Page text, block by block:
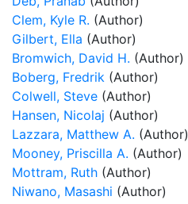
Clem, Kyle R. (Author)
Gilbert, Ella (Author)
Bromwich, David H. (Author)
Boberg, Fredrik (Author)
Colwell, Steve (Author)
Hansen, Nicolaj (Author)
Lazzara, Matthew A. (Author)
Mooney, Priscilla A. (Author)
Mottram, Ruth (Author)
Niwano, Masashi (Author)